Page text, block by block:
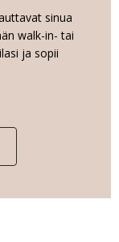
sinua
walk-in- tai
ja sopii